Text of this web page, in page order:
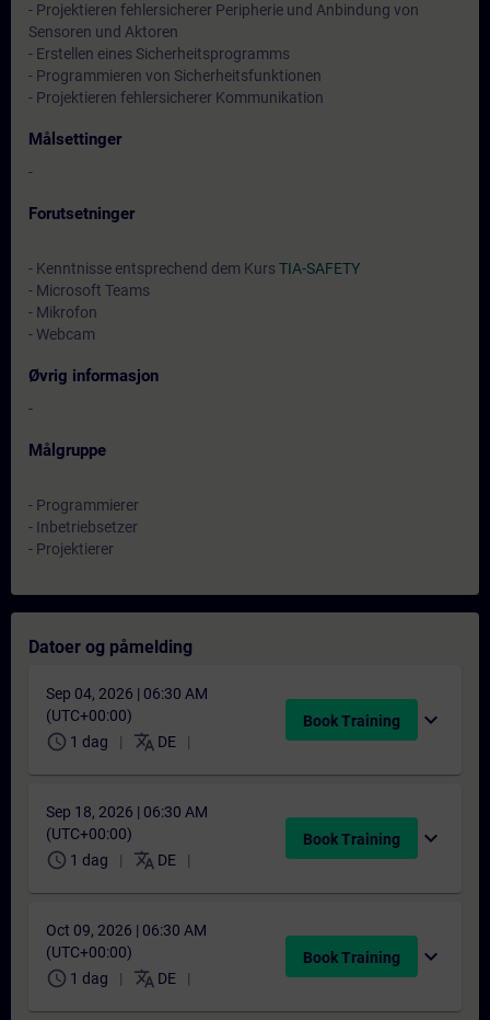
- Projektieren fehlersicherer Peripherie und Anbindung von
Sensoren und Aktoren
- Erstellen eines Sicherheitsprogramms
- Programmieren von Sicherheitsfunktionen
- Projektieren fehlersicherer Kommunikation
Målsettinger
-
Forutsetninger
- Kenntnisse entsprechend dem Kurs TIA-SAFETY
- Microsoft Teams
- Mikrofon
- Webcam
Øvrig informasjon
-
Målgruppe
- Programmierer
- Inbetriebsetzer
- Projektierer
Datoer og påmelding
Sep 04, 2026 | 06:30 AM
(UTC+00:00)
schedule 1 dag translate DE
Book Training expand_more
Sep 18, 2026 | 06:30 AM
(UTC+00:00)
schedule 1 dag translate DE
Book Training expand_more
Oct 09, 2026 | 06:30 AM
(UTC+00:00)
schedule 1 dag translate DE
Book Training expand_more